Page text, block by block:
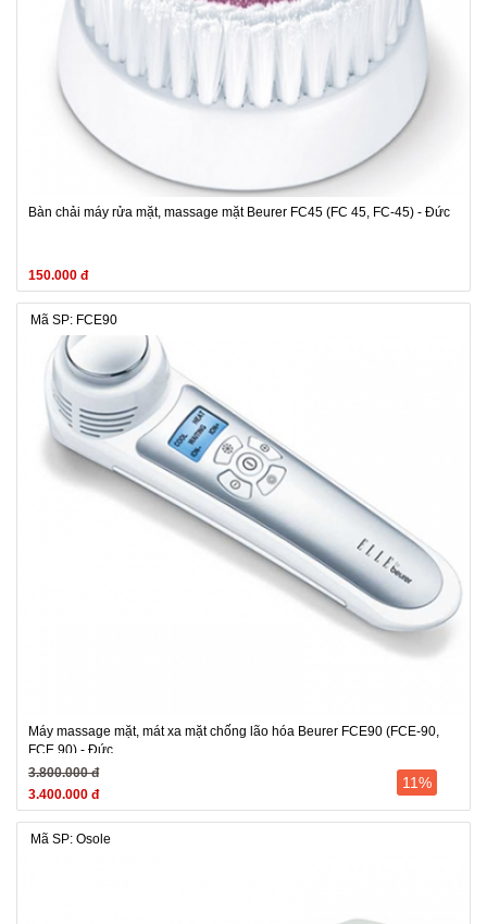
Bàn chải máy rửa mặt, massage mặt Beurer FC45 (FC 45, FC-45) - Đức
150.000 đ
Mã SP: FCE90
Máy massage mặt, mát xa mặt chống lão hóa Beurer FCE90 (FCE-90,
FCE 90) - Đức
3.800.000 đ
3.400.000 đ
11%
Mã SP: Osole